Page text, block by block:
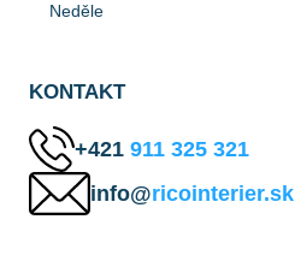
Neděle
KONTAKT
+421 911 325 321
info@ricointerier.sk